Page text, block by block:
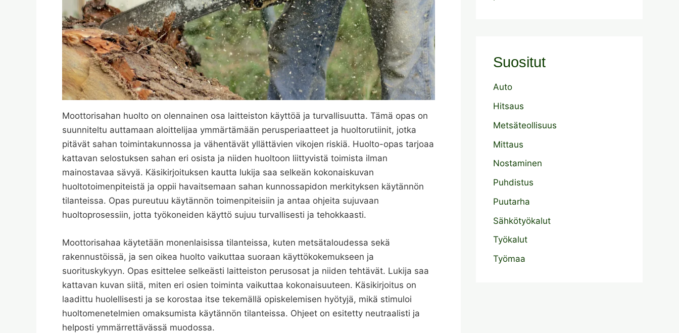
Moottorisahan huolto on olennainen osa laitteiston käyttöä ja turvallisuutta. Tämä opas on
suunniteltu auttamaan aloittelijaa ymmärtämään perusperiaatteet ja huoltorutiinit, jotka
pitävät sahan toimintakunnossa ja vähentävät yllättävien vikojen riskiä. Huolto-opas tarjoaa
kattavan selostuksen sahan eri osista ja niiden huoltoon liittyvistä toimista ilman
mainostavaa sävyä. Käsikirjoituksen kautta lukija saa selkeän kokonaiskuvan
huoltotoimenpiteistä ja oppii havaitsemaan sahan kunnossapidon merkityksen käytännön
tilanteissa. Opas pureutuu käytännön toimenpiteisiin ja antaa ohjeita sujuvaan
huoltoprosessiin, jotta työkoneiden käyttö sujuu turvallisesti ja tehokkaasti.
Moottorisahaa käytetään monenlaisissa tilanteissa, kuten metsätaloudessa sekä
rakennustöissä, ja sen oikea huolto vaikuttaa suoraan käyttökokemukseen ja
suorituskykyyn. Opas esittelee selkeästi laitteiston perusosat ja niiden tehtävät. Lukija saa
kattavan kuvan siitä, miten eri osien toiminta vaikuttaa kokonaisuuteen. Käsikirjoitus on
laadittu huolellisesti ja se korostaa itse tekemällä opiskelemisen hyötyjä, mikä stimuloi
huoltomenetelmien omaksumista käytännön tilanteissa. Ohjeet on esitetty neutraalisti ja
helposti ymmärrettävässä muodossa.
Suositut
Auto
Hitsaus
Metsäteollisuus
Mittaus
Nostaminen
Puhdistus
Puutarha
Sähkötyökalut
Työkalut
Työmaa